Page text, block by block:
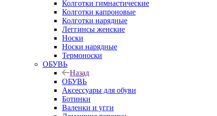
Колготки гимнастические
Колготки капроновые
Колготки нарядные
Леггинсы женские
Носки
Носки нарядные
Термоноски
ОБУВЬ
Назад
ОБУВЬ
Аксессуары для обуви
Ботинки
Валенки и угги